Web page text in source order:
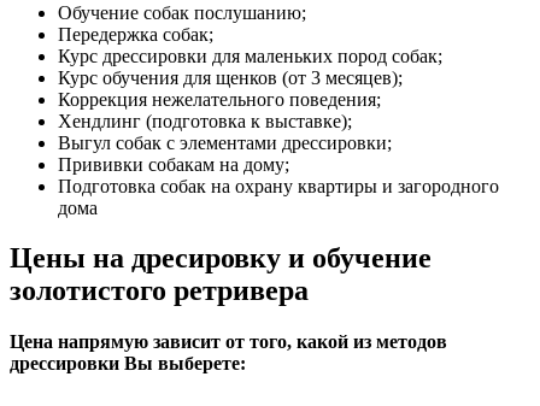
Обучение собак послушанию;
Передержка собак;
Курс дрессировки для маленьких пород собак;
Курс обучения для щенков (от 3 месяцев);
Коррекция нежелательного поведения;
Хендлинг (подготовка к выставке);
Выгул собак с элементами дрессировки;
Прививки собакам на дому;
Подготовка собак на охрану квартиры и загородного
дома
Цены на дресировку и обучение
золотистого ретривера
Цена напрямую зависит от того, какой из методов
дрессировки Вы выберете: